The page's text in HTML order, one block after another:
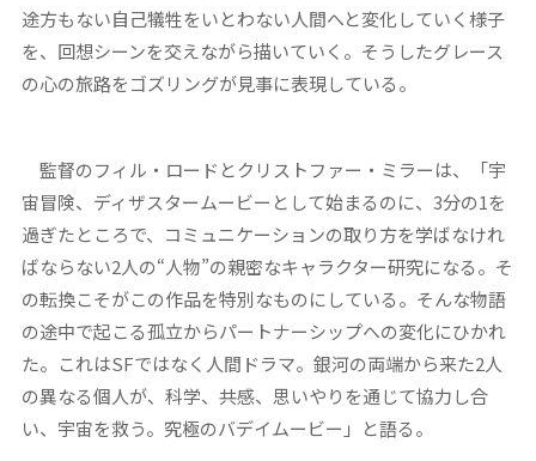
途方もない自己犠牲をいとわない人間へと変化していく様子
を、回想シーンを交えながら描いていく。そうしたグレース
の心の旅路をゴズリングが見事に表現している。
監督のフィル・ロードとクリストファー・ミラーは、「宇
宙冒険、ディザスタームービーとして始まるのに、3分の1を
過ぎたところで、コミュニケーションの取り方を学ばなけれ
ばならない2人の“人物”の親密なキャラクター研究になる。そ
の転換こそがこの作品を特別なものにしている。そんな物語
の途中で起こる孤立からパートナーシップへの変化にひかれ
た。これはSFではなく人間ドラマ。銀河の両端から来た2人
の異なる個人が、科学、共感、思いやりを通じて協力し合
い、宇宙を救う。究極のバデイムービー」と語る。